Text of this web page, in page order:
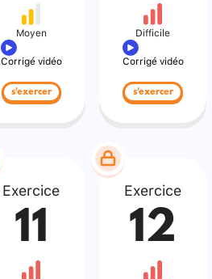
Moyen
Corrigé vidéo
s'exercer
Difficile
Corrigé vidéo
s'exercer
Exercice
11
Exercice
12